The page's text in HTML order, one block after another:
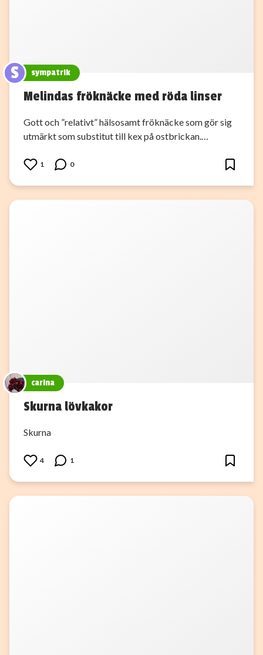
S sympatrik
Melindas fröknäcke med röda linser
Gott och ”relativt” hälsosamt fröknäcke som gör sig
utmärkt som substitut till kex på ostbrickan.…
1 0
carina
Skurna lövkakor
Skurna
4 1